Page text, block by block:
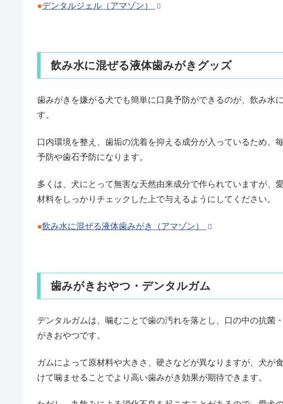
●デンタルジェル（アマゾン）
飲み水に混ぜる液体歯みがきグッズ
歯みがきを嫌がる犬でも簡単に口臭予防ができるのが、飲み水
す。
口内環境を整え、歯垢の沈着を抑える成分が入っているため、
予防や歯石予防になります。
多くは、犬にとって無害な天然由来成分で作られていますが、
材料をしっかりチェックした上で与えるようにしてください。
●飲み水に混ぜる液体歯みがき（アマゾン）
歯みがきおやつ・デンタルガム
デンタルガムは、噛むことで歯の汚れを落とし、口の中の抗菌
がきおやつです。
ガムによって原材料や大きさ、硬さなどが異なりますが、犬が
けて噛ませることでより高い歯みがき効果が期待できます。